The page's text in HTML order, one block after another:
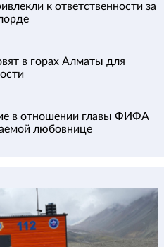
к ответственности за
в горах Алматы для
в отношении главы ФИФА
любовнице